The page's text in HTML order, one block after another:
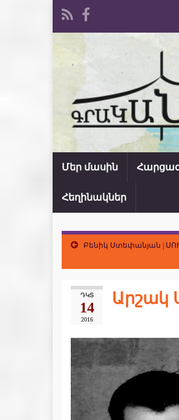
Մեր մասին
Հեղինակներ
Բենիկ Ստեփանյան |
ԴԿՏ
14
2016
Արշակ